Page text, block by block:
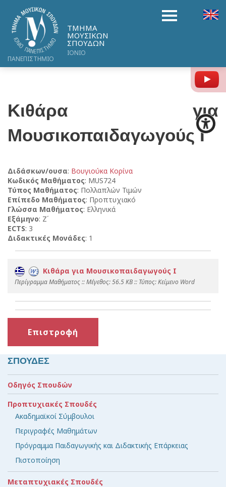
ΤΜΗΜΑ
ΜΟΥΣΙΚΩΝ
ΣΠΟΥΔΩΝ
ΙΟΝΙΟ
ΠΑΝΕΠΙΣΤΗΜΙΟ
Κιθάρα για
Μουσικοπαιδαγωγούς Ι
Διδάσκων/ουσα: Βουγιούκα Κορίνα
Κωδικός Μαθήματος: MUS724
Τύπος Μαθήματος: Πολλαπλών Τιμών
Επίπεδο Μαθήματος: Προπτυχιακό
Γλώσσα Μαθήματος: Ελληνικά
Εξάμηνο: Ζ΄
ECTS: 3
Διδακτικές Μονάδες: 1
Κιθάρα για Μουσικοπαιδαγωγούς Ι
Περίγραμμα Μαθήματος :: Mέγεθος: 56.5 KB :: Τύπος: Kείμενο Word
Επιστροφή
ΣΠΟΥΔΕΣ
Οδηγός Σπουδών
Προπτυχιακές Σπουδές
Ακαδημαϊκοί Σύμβουλοι
Περιγραφές Μαθημάτων
Πρόγραμμα Παιδαγωγικής και Διδακτικής Επάρκειας
Πιστοποίηση
Μεταπτυχιακές Σπουδές